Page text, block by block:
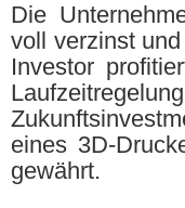
Die
voll verzinst
Investor
eines 3D-
gewährt.